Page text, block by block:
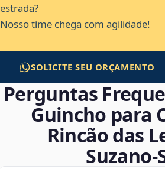
estrada?
Nosso time chega com agilidade!
SOLICITE SEU ORÇAMENTO
Perguntas
Guincho para
Rincão das